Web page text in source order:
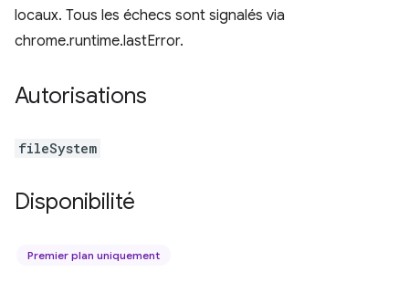
locaux. Tous les échecs sont signalés via
chrome.runtime.lastError.
Autorisations
fileSystem
Disponibilité
Premier plan uniquement